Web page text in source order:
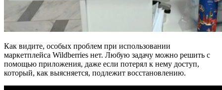
Как видите, особых проблем при использовании
маркетплейса Wildberries нет. Любую задачу можно решить с
помощью приложения, даже если потерял к нему доступ,
который, как выясняется, подлежит восстановлению.